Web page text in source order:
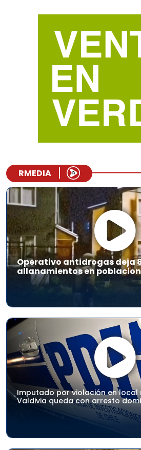
RMEDIA
Operativo antidrogas deja
allanamientos en
Imputado por violación en local
Valdivia queda con arresto